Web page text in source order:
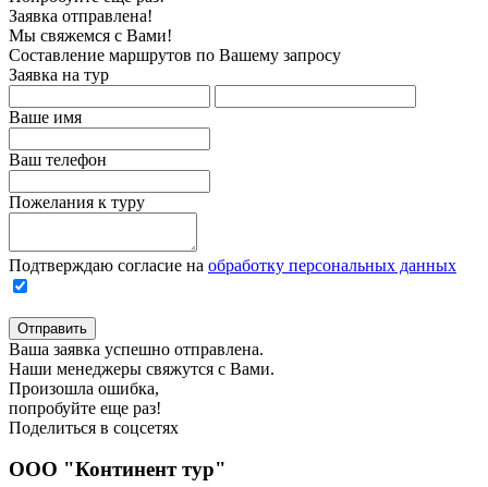
Заявка отправлена!
Мы свяжемся с Вами!
Составление маршрутов по Вашему запросу
Заявка на тур
Ваше имя
Ваш телефон
Пожелания к туру
Подтверждаю согласие на обработку персональных данных
Отправить
Ваша заявка успешно отправлена.
Наши менеджеры свяжутся с Вами.
Произошла ошибка,
попробуйте еще раз!
Поделиться в соцсетях
ООО "Континент тур"